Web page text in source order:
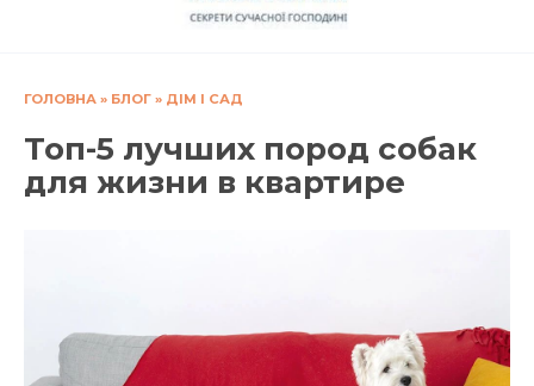
ГОЛОВНА » БЛОГ » ДІМ І САД
Топ-5 лучших пород собак
для жизни в квартире